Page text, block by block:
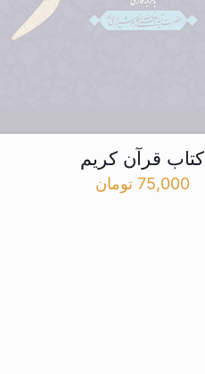
کتاب قرآن کریم
75,000 تومان